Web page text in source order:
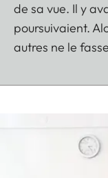
de sa vue. Il y
poursuivaient.
autres ne le